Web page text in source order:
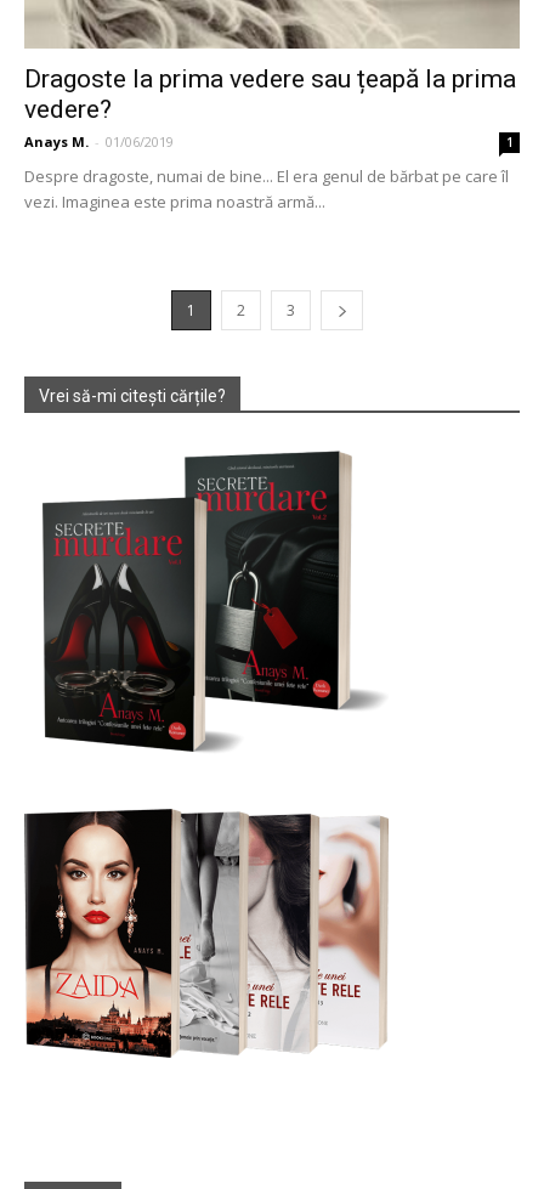
Dragoste la prima vedere sau țeapă la prima
vedere?
Anays M. - 01/06/2019 1
Despre dragoste, numai de bine... El era genul de bărbat pe care îl
vezi. Imaginea este prima noastră armă...
1 2 3
Vrei să-mi citești cărțile?